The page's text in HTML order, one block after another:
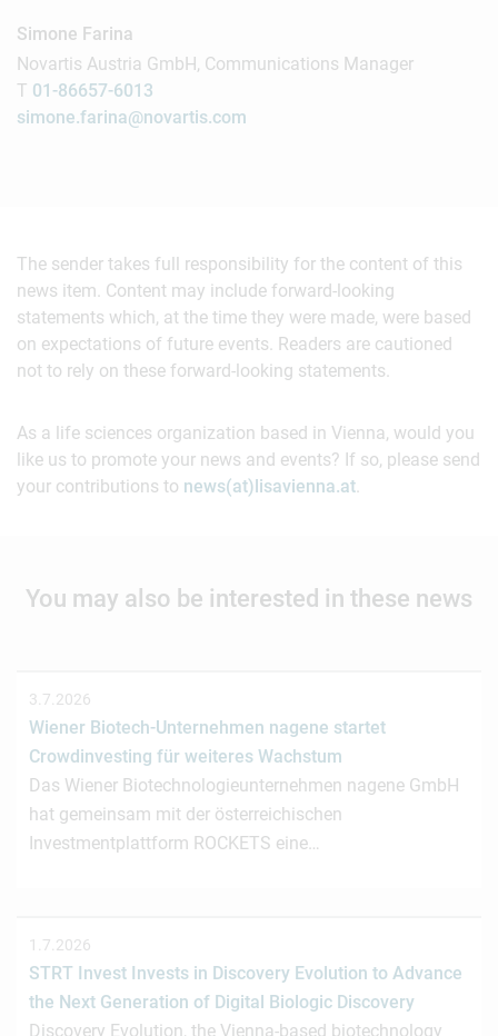
Simone Farina
Novartis Austria GmbH, Communications Manager
T 01-86657-6013
simone.farina@novartis.com
The sender takes full responsibility for the content of this
news item. Content may include forward-looking
statements which, at the time they were made, were based
on expectations of future events. Readers are cautioned
not to rely on these forward-looking statements.
As a life sciences organization based in Vienna, would you
like us to promote your news and events? If so, please send
your contributions to news(at)lisavienna.at.
You may also be interested in these news
3.7.2026
Wiener Biotech-Unternehmen nagene startet
Crowdinvesting für weiteres Wachstum
Das Wiener Biotechnologieunternehmen nagene GmbH
hat gemeinsam mit der österreichischen
Investmentplattform ROCKETS eine…
1.7.2026
STRT Invest Invests in Discovery Evolution to Advance
the Next Generation of Digital Biologic Discovery
Discovery Evolution, the Vienna-based biotechnology